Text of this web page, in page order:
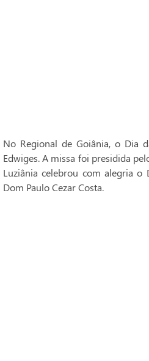
No Regional de Goiânia, o Dia
Edwiges. A missa foi presidida
Luziânia celebrou com alegria o
Dom Paulo Cezar Costa.